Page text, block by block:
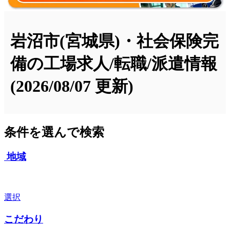
岩沼市(宮城県)・社会保険完
備の工場求人/転職/派遣情報
(2026/08/07 更新)
条件を選んで検索
地域
選択
こだわり